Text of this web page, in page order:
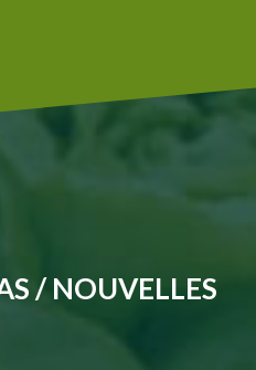
/ NOUVELLES